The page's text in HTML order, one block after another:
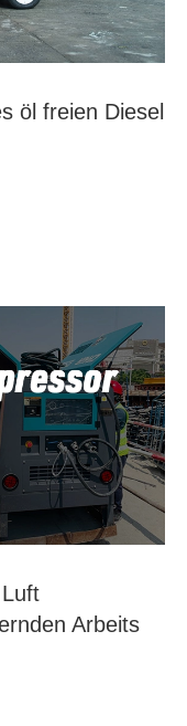
öl freien Diesel
Arbeits